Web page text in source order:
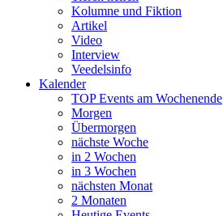
Kolumne und Fiktion
Artikel
Video
Interview
Veedelsinfo
Kalender
TOP Events am Wochenende
Morgen
Übermorgen
nächste Woche
in 2 Wochen
in 3 Wochen
nächsten Monat
2 Monaten